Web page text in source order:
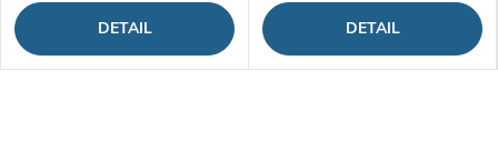
DETAIL DETAIL